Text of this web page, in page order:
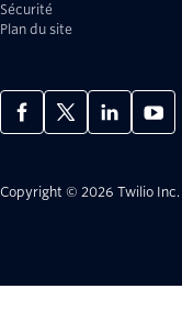
Sécurité
Plan du site
Copyright © 2026 Twilio Inc.